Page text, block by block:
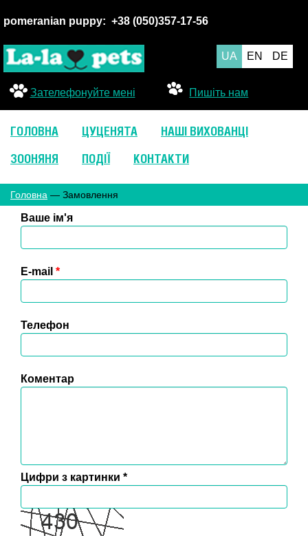
pomeranian puppy: +38 (050)357-17-56
UA EN DE
Зателефонуйте мені Пишіть нам
ГОЛОВНА ЦУЦЕНЯТА НАШІ ВИХОВАНЦІ
ЗООНЯНЯ ПОДІЇ КОНТАКТИ
Головна — Замовлення
Ваше ім'я
E-mail *
Телефон
Коментар
Цифри з картинки *